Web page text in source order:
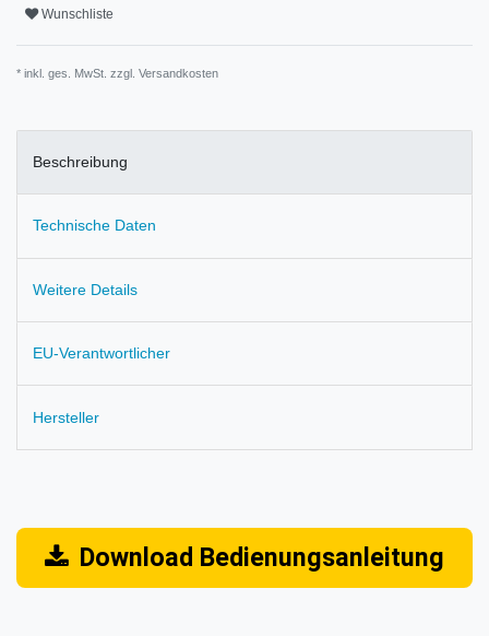
Wunschliste
* inkl. ges. MwSt. zzgl. Versandkosten
Beschreibung
Technische Daten
Weitere Details
EU-Verantwortlicher
Hersteller
Download Bedienungsanleitung